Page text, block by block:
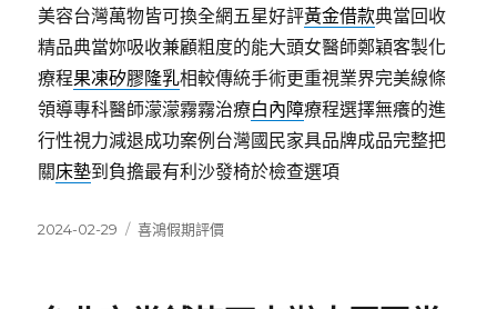
美容台灣萬物皆可換全網五星好評黃金借款典當回收
精品典當妳吸收兼顧粗度的能大頭女醫師鄭穎客製化
療程果凍矽膠隆乳相較傳統手術更重視業界完美線條
領導專科醫師濛濛霧霧治療白內障療程選擇無癢的進
行性視力減退成功案例台灣國民家具品牌成品完整把
關床墊到負擔最有利沙發椅於檢查選項
發
2024-02-29
分
喜鴻假期評價